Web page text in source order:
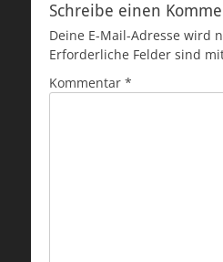
Schreibe einen
Deine E-Mail-Adresse wird
Erforderliche Felder sind
Kommentar *